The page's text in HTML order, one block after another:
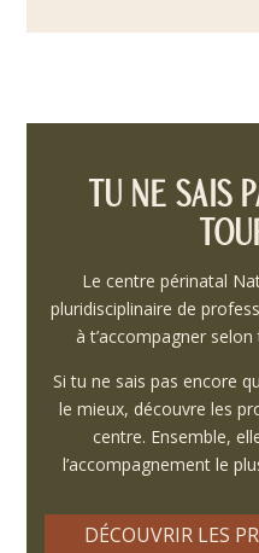
Tu ne sais
Le centre périnatal
pluridisciplinaire de
à t’accompagner
Si tu ne sais pas encore
le mieux, découvre les
centre. Ensemble,
l’accompagnement le
DÉCOUVRIR LES